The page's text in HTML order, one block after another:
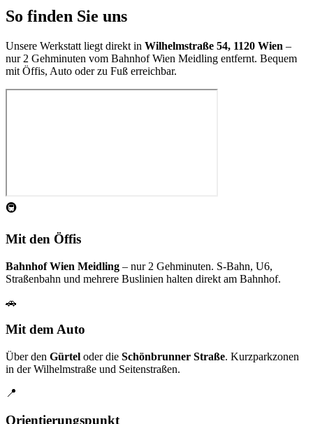
So finden Sie uns
Unsere Werkstatt liegt direkt in Wilhelmstraße 54, 1120 Wien –
nur 2 Gehminuten vom Bahnhof Wien Meidling entfernt. Bequem
mit Öffis, Auto oder zu Fuß erreichbar.
🚇
Mit den Öffis
Bahnhof Wien Meidling – nur 2 Gehminuten. S-Bahn, U6,
Straßenbahn und mehrere Buslinien halten direkt am Bahnhof.
🚗
Mit dem Auto
Über den Gürtel oder die Schönbrunner Straße. Kurzparkzonen
in der Wilhelmstraße und Seitenstraßen.
📍
Orientierungspunkt